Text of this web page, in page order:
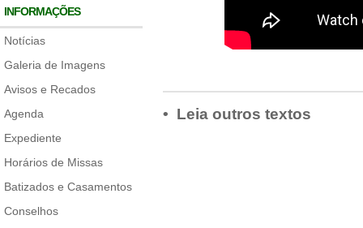
INFORMAÇÕES
Notícias
Galeria de Imagens
Avisos e Recados
Agenda
Expediente
Horários de Missas
Batizados e Casamentos
Conselhos
• Leia outros textos